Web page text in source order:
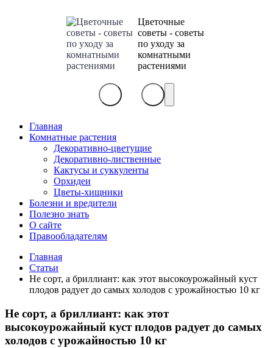
Цветочные
советы - советы
по уходу за
комнатными
растениями
Главная
Комнатные растения
Декоративно-цветущие
Декоративно-лиственные
Кактусы и суккуленты
Орхидеи
Цветы-хищники
Болезни и вредители
Полезно знать
О сайте
Правообладателям
Главная
Статьи
Не сорт, а бриллиант: как этот высокоурожайный куст
плодов радует до самых холодов с урожайностью 10 кг
Не сорт, а бриллиант: как этот
высокоурожайный куст плодов радует до самых
холодов с урожайностью 10 кг